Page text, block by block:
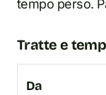
tempo perso.
Tratte e
Da